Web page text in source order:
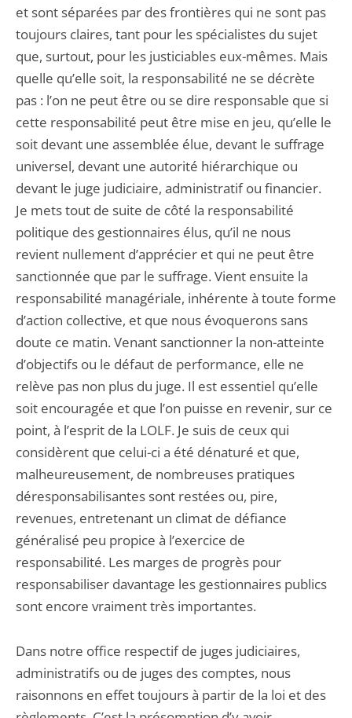
et sont séparées par des frontières qui ne sont pas
toujours claires, tant pour les spécialistes du sujet
que, surtout, pour les justiciables eux-mêmes. Mais
quelle qu’elle soit, la responsabilité ne se décrète
pas : l’on ne peut être ou se dire responsable que si
cette responsabilité peut être mise en jeu, qu’elle le
soit devant une assemblée élue, devant le suffrage
universel, devant une autorité hiérarchique ou
devant le juge judiciaire, administratif ou financier.
Je mets tout de suite de côté la responsabilité
politique des gestionnaires élus, qu’il ne nous
revient nullement d’apprécier et qui ne peut être
sanctionnée que par le suffrage. Vient ensuite la
responsabilité managériale, inhérente à toute forme
d’action collective, et que nous évoquerons sans
doute ce matin. Venant sanctionner la non-atteinte
d’objectifs ou le défaut de performance, elle ne
relève pas non plus du juge. Il est essentiel qu’elle
soit encouragée et que l’on puisse en revenir, sur ce
point, à l’esprit de la LOLF. Je suis de ceux qui
considèrent que celui-ci a été dénaturé et que,
malheureusement, de nombreuses pratiques
déresponsabilisantes sont restées ou, pire,
revenues, entretenant un climat de défiance
généralisé peu propice à l’exercice de
responsabilité. Les marges de progrès pour
responsabiliser davantage les gestionnaires publics
sont encore vraiment très importantes.
Dans notre office respectif de juges judiciaires,
administratifs ou de juges des comptes, nous
raisonnons en effet toujours à partir de la loi et des